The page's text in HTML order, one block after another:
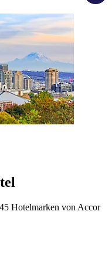
Hotelmarken von Accor